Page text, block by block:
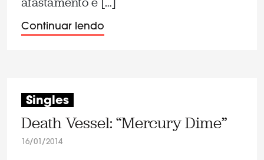
Continuar lendo
Singles
Death Vessel: “Mercury Dime”
16/01/2014